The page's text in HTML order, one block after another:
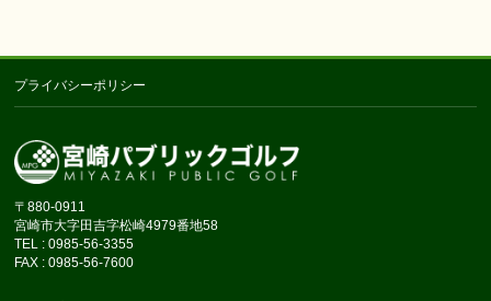
プライバシーポリシー
〒880-0911
宮崎市大字田吉字松崎4979番地58
TEL : 0985-56-3355
FAX : 0985-56-7600